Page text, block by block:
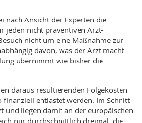
nach Ansicht der Experten die
jeden nicht präventiven Arzt-
nicht um eine Maßnahme zur
davon, was der Arzt macht
übernimmt wie bisher die
daraus resultierenden Folgekosten
finanziell entlastet werden. Im Schnitt
und liegen damit an der europäischen
nur durchschnittlich dreimal, die